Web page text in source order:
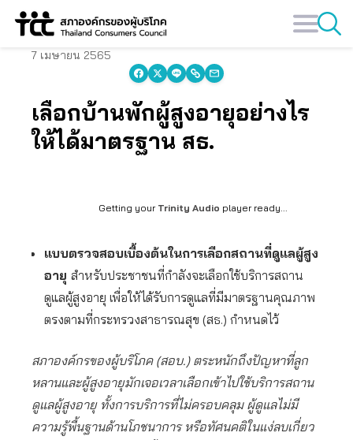
Skip
7 เมษายน 2565
เลือกบ้านพักผู้สูงอายุอย่างไร
ให้ได้มาตรฐาน สธ.
Getting your Trinity Audio player ready...
แบบตรวจสอบเบื้องต้นในการเลือกสถานที่ดูแลผู้สูง
อายุ สำหรับประชาชนที่กำลังจะเลือกใช้บริการสถาน
ดูแลผู้สูงอายุ เพื่อให้ได้รับการดูแลที่มีมาตรฐานคุณภาพ
ตรงตามที่กระทรวงสาธารณสุข (สธ.) กำหนดไว้
สภาองค์กรของผู้บริโภค (สอบ.) ตระหนักถึงปัญหาที่ลูก
หลานและผู้สูงอายุมักเจอเวลาเลือกเข้าไปใช้บริการสถาน
ดูแลผู้สูงอายุ ทั้งการบริการที่ไม่ครอบคลุม ผู้ดูแลไม่มี
ความรู้พื้นฐานด้านโภชนาการ หรือทัศนคติในแง่ลบเกี่ยว